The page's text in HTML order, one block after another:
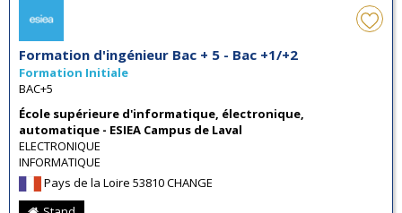
Formation d'ingénieur Bac + 5 - Bac +1/+2
Formation Initiale
BAC+5
École supérieure d'informatique, électronique,
automatique - ESIEA Campus de Laval
ELECTRONIQUE
INFORMATIQUE
Pays de la Loire 53810 CHANGE